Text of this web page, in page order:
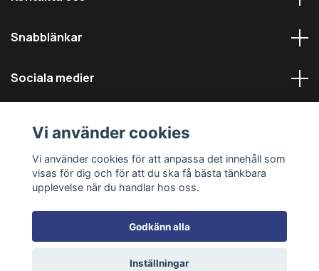
Snabblänkar
Sociala medier
© 2026 Däckmästarna - Alla rättigheter reserverade
Vi använder cookies
Vi använder cookies för att anpassa det innehåll som
visas för dig och för att du ska få bästa tänkbara
upplevelse när du handlar hos oss.
Godkänn alla
Inställningar